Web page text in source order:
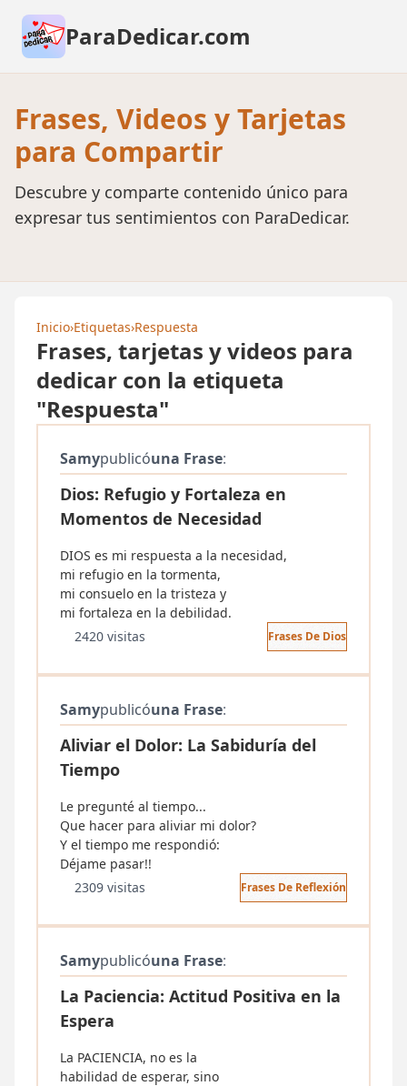
ParaDedicar.com
Frases, Videos y Tarjetas
para Compartir
Descubre y comparte contenido único para
expresar tus sentimientos con ParaDedicar.
Inicio›Etiquetas›Respuesta
Frases, tarjetas y videos para
dedicar con la etiqueta
"Respuesta"
Samypublicóuna Frase:
Dios: Refugio y Fortaleza en
Momentos de Necesidad
DIOS es mi respuesta a la necesidad,
mi refugio en la tormenta,
mi consuelo en la tristeza y
mi fortaleza en la debilidad.
2420 visitas
Frases De Dios
Samypublicóuna Frase:
Aliviar el Dolor: La Sabiduría del
Tiempo
Le pregunté al tiempo...
Que hacer para aliviar mi dolor?
Y el tiempo me respondió:
Déjame pasar!!
2309 visitas
Frases De Reflexión
Samypublicóuna Frase:
La Paciencia: Actitud Positiva en la
Espera
La PACIENCIA, no es la
habilidad de esperar, sino